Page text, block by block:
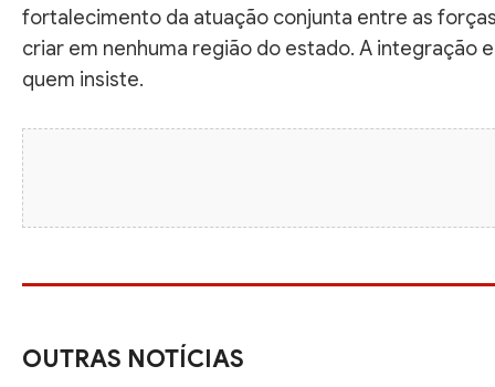
fortalecimento da atuação conjunta entre as
criar em nenhuma região do estado. A integração
quem insiste.
OUTRAS NOTÍCIAS